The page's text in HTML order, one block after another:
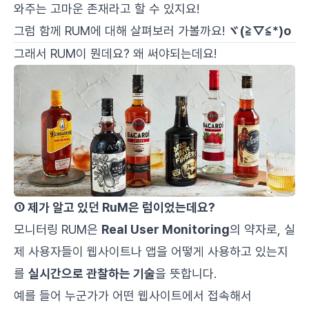
와주는 고마운 존재라고 할 수 있지요!
그럼 함께 RUM에 대해 살펴보러 가볼까요! ヾ(≧▽≦*)o
그래서 RUM이 뭔데요? 왜 써야되는데요!
① 제가 알고 있던 RuM은 럼이었는데요?
모니터링 RUM은 Real User Monitoring의 약자로, 실
제 사용자들이 웹사이트나 앱을 어떻게 사용하고 있는지
를 실시간으로 관찰하는 기술을 뜻합니다.
예를 들어 누군가가 어떤 웹사이트에서 접속해서